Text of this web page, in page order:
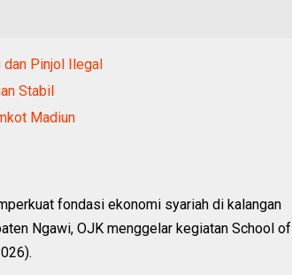
Pinjol Ilegal
Stabil
Madiun
fondasi ekonomi syariah di kalangan
Ngawi, OJK menggelar kegiatan School of